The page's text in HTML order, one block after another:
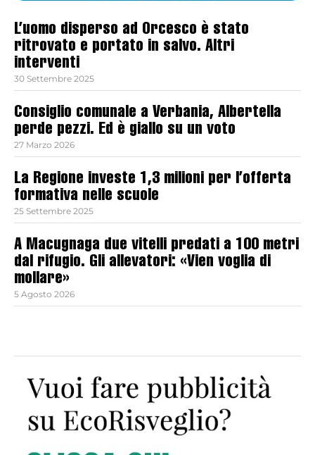
L’uomo disperso ad Orcesco è stato
ritrovato e portato in salvo. Altri
interventi
30 Settembre 2025
Consiglio comunale a Verbania, Albertella
perde pezzi. Ed è giallo su un voto
27 Marzo 2026
La Regione investe 1,3 milioni per l’offerta
formativa nelle scuole
25 Settembre 2025
A Macugnaga due vitelli predati a 100 metri
dal rifugio. Gli allevatori: «Vien voglia di
mollare»
5 Agosto 2026